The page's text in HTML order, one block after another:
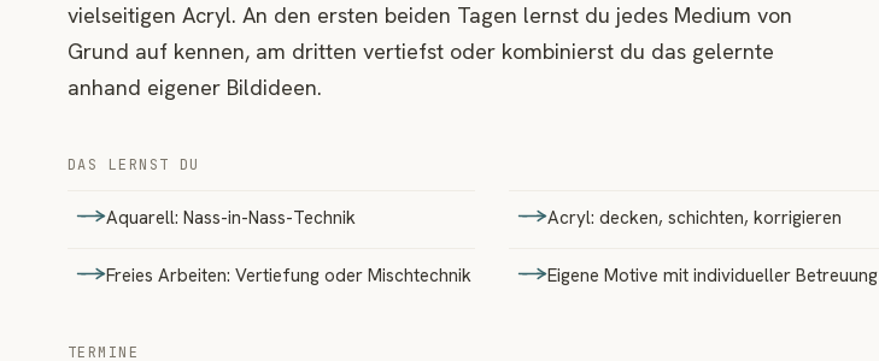
vielseitigen Acryl. An den ersten beiden Tagen lernst du jedes Medium von
Grund auf kennen, am dritten vertiefst oder kombinierst du das gelernte
anhand eigener Bildideen.
DAS LERNST DU
Aquarell: Nass-in-Nass-Technik Acryl: decken, schichten, korrigieren
Freies Arbeiten: Vertiefung oder Mischtechnik Eigene Motive mit individueller Betreuung
TERMINE